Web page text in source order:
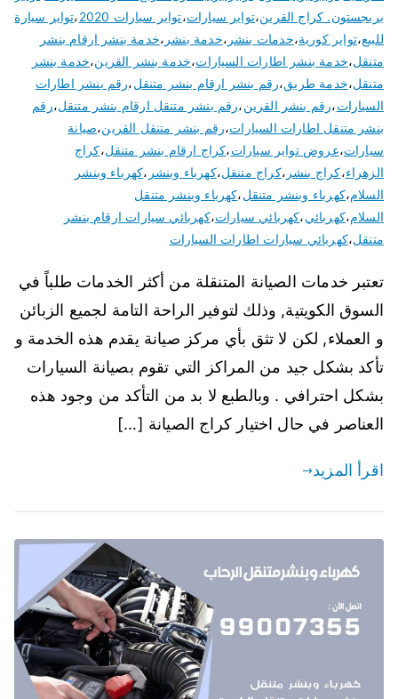
بريجستون. كراج القرين،تواير سيارات،تواير سيارات 2020 ،تواير سيارة
للبيع،تواير كورية،خدمات بنشر ،خدمة بنشر ،خدمة بنشر ارقام بنشر
متنقل،خدمة بنشر اطارات السيارات،خدمة بنشر القرين،خدمة بنشر
متنقل،خدمة طريق،رقم بنشر ارقام بنشر متنقل،رقم بنشر اطارات
السيارات،رقم بنشر القرين،رقم بنشر متنقل ارقام بنشر متنقل،رقم
بنشر متنقل اطارات السيارات،رقم بنشر متنقل القرين،صيانة
سيارات،عروض تواير سيارات،كراج ارقام بنشر متنقل،كراج
الزهراء،كراج بنشر ،كراج متنقل،كهرباء وبنشر ،كهرباء وبنشر
السلام،كهرباء وبنشر متنقل،كهرباء وبنشر متنقل
السلام،كهربائي،كهربائي سيارات،كهربائي سيارات ارقام بنشر
متنقل،كهربائي سيارات اطارات السيارات
تعتبر خدمات الصيانة المتنقلة من أكثر الخدمات طلباً في
السوق الكويتية, وذلك لتوفير الراحة التامة لجميع الزبائن
و العملاء, لكن لا تثق بأي مركز صيانة يقدم هذه الخدمة و
تأكد بشكل جيد من المراكز التي تقوم بصيانة السيارات
بشكل احترافي . وبالطبع لا بد من التأكد من وجود هذه
العناصر في حال اختيار كراج الصيانة […]
اقرأ المزيد